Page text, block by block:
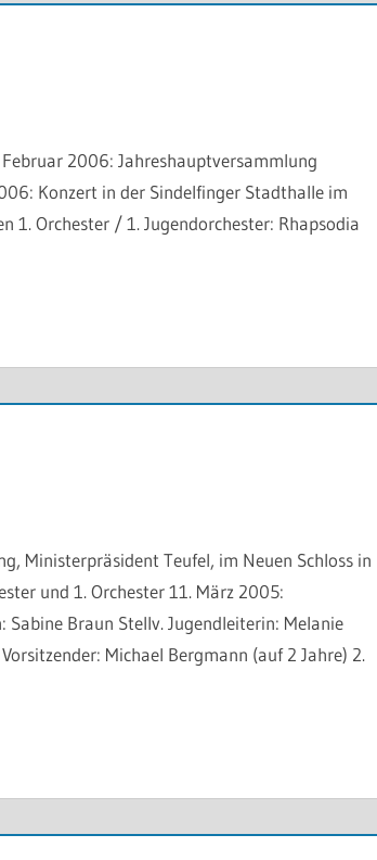
2006: Jahreshauptversammlung
Konzert in der Sindelfinger Stadthalle im
Orchester / 1. Jugendorchester: Rhapsodia
Ministerpräsident Teufel, im Neuen Schloss in
und 1. Orchester 11. März 2005:
Braun Stellv. Jugendleiterin: Melanie
Michael Bergmann (auf 2 Jahre) 2.